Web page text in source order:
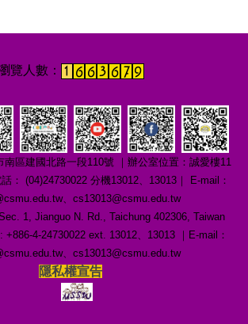
南區建國北路一段110號 ｜辦公室位置：誠愛樓11
： (04)24730022 分機13012、13013｜ E-mail：
、cs13013@csmu.edu.tw
1, Jianguo N. Rd., Taichung 402306, Taiwan
4-24730022 ext. 13012、13013 ｜E-mail：
、cs13013@csmu.edu.tw
隱私權宣告